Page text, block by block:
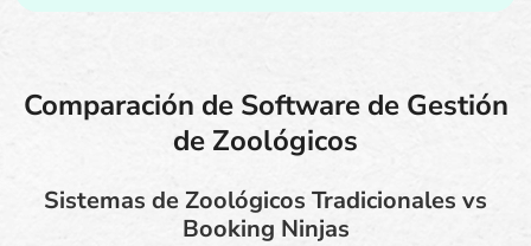
Comparación de Software de Gestión
de Zoológicos
Sistemas de Zoológicos Tradicionales vs
Booking Ninjas